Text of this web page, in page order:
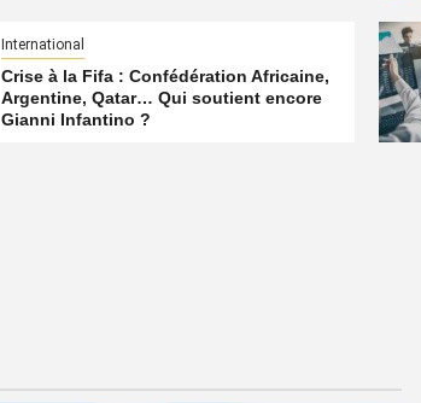
International
Crise à la Fifa : Confédération Africaine,
Argentine, Qatar… Qui soutient encore
Gianni Infantino ?